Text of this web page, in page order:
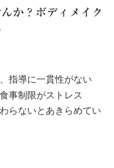
か？ボディメイク
指導に一貫性がない
事制限がストレス
らないとあきらめてい